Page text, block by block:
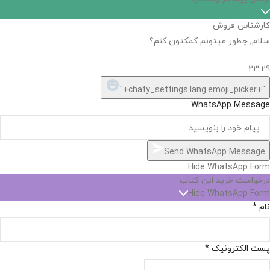
کارشناس فروش
سلام, چطور میتونم کمکتون کنم؟
23:29
"+chaty_settings.lang.emoji_picker+"
WhatsApp Message
Send WhatsApp Message
Hide WhatsApp Form
درخواست خرید این کتاب
Hide WhatsApp Form
نام *
پست الکترونیک *